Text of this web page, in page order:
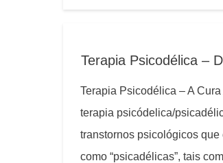
Terapia Psicodélica –
Terapia Psicodélica – A
terapia psicódelica/
transtornos psicológicos
como “psicadélicas”, tais